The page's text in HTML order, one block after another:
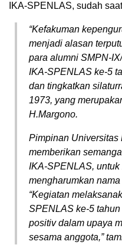
IKA-SPENLAS, sudah
“Kefakuman
menjadi alasan
para alumni SMPN-
IKA-SPENLAS ke-5
dan tingkatkan
1973, yang
H.Margono.
Pimpinan Universitas
memberikan
IKA-SPENLAS,
mengharumkan
“Kegiatan
SPENLAS ke-5
positiv dalam upaya
sesama anggota,”